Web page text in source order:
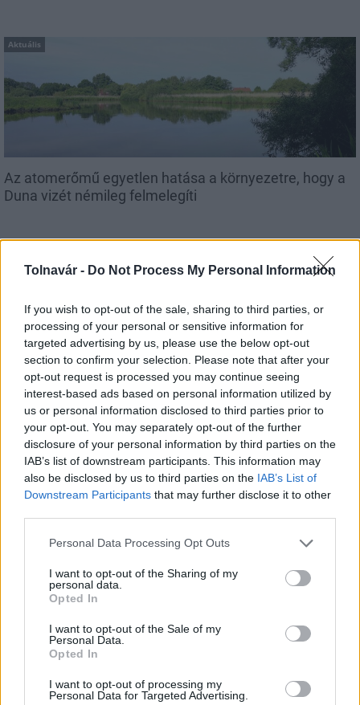
Tolnavár - Do Not Process My Personal Information
If you wish to opt-out of the sale, sharing to third parties, or
processing of your personal or sensitive information for
targeted advertising by us, please use the below opt-out
section to confirm your selection. Please note that after your
opt-out request is processed you may continue seeing
interest-based ads based on personal information utilized by
us or personal information disclosed to third parties prior to
your opt-out. You may separately opt-out of the further
disclosure of your personal information by third parties on the
IAB’s list of downstream participants. This information may
also be disclosed by us to third parties on the IAB’s List of
Downstream Participants that may further disclose it to other
Please note that this website/app uses one or more Google
not limited to your visit or usage behaviour. You may click to
grant or deny consent to Google and its third-party tags to
use your data for below specified purposes in below Google
consent section.
Personal Data Processing Opt Outs
I want to opt-out of the Sharing of my
personal data.
Opted In
I want to opt-out of the Sale of my
Personal Data.
Opted In
I want to opt-out of processing my
Personal Data for Targeted Advertising.
Aktuális
Az atomerőmű egyetlen hatása a környezetre, hogy a
Duna vizét némileg felmelegíti
MAGYAR ÉPÍTŐK
Útépítés
autópálya útépítés M1-es autópálya Bicske
M1 bővítés: már zajlik a teljesen új Bicske Kelet
Tizenegy meglévő csomópontot korszerűsít és négy új,
különszintű csomópontot hoz létre az MKIF az M1-es